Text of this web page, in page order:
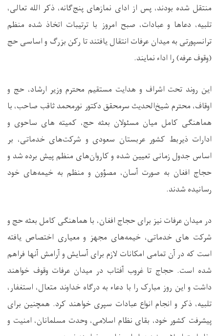
منتقل شده بودند، پس از ادای نمازهای پنج‌گانه، ذکر الله تعالی،
تلبیه، دعاها و عبادات، صبح امروز با ترتیبات اتخاذ شده منظم
ترانسپورتی به میدان عرفات انتقال یافتند تا رکن بزرگ و اساسی حج
(وقوف عرفه) را اداء نمایند.
این روند تحت اشراف و هدایت مستقیم محترم وزیر ارشاد، حج و
اوقاف، محترم شیخ‌الحدیث سرمحقق دکتور نورمحمد ثاقب صاحب، با
هماهنگی کامل میان مسئولان بعثه حج، کمیته‌ های ساحوی و
ادارات ذیربط کشور عربستان سعودی و شرکت‌های خدماتی، بر
اساس جدول زمانی تعیین‌ شده و کاروان‌های منظم پیش برده شد و
حجاج افغان به ‌صورت آسان، مصؤون و منظم به خیمه‌های خود
رسانیده شدند.
در میدان عرفات نیز برای حجاج افغان، با هماهنگی کامل بعثه حج و
شرکت ‌های خدماتی، خیمه‌های مجهز و معیاری اختصاص یافته
است که در آن تمامی امکانات لازم برای آسایش و آرامش آنها فراهم
شده است. حجاج تا غروب آفتاب در میدان عرفات وقوف خواهند
داشت و این روز مبارک را با دعاء به درگاه خداوند متعال، استغفار،
تلبیه، ذکر و انجام انواع عبادات سپری خواهند کرد. همچنین برای
پیشرفت کشور خود، بقای نظام اسلامی، وحدت مسلمانان، امنیت و